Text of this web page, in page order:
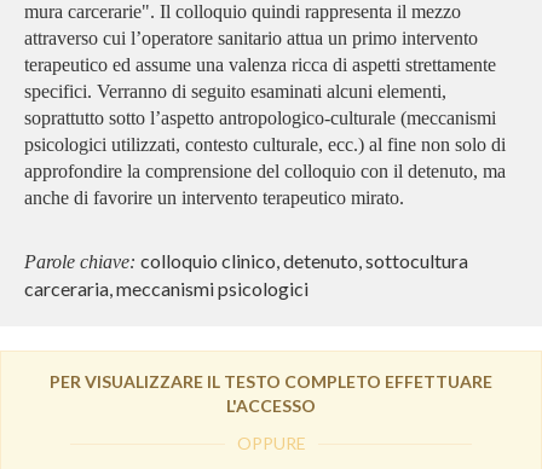
mura carcerarie". Il colloquio quindi rappresenta il mezzo
attraverso cui l’operatore sanitario attua un primo intervento
terapeutico ed assume una valenza ricca di aspetti strettamente
specifici. Verranno di seguito esaminati alcuni elementi,
soprattutto sotto l’aspetto antropologico-culturale (meccanismi
psicologici utilizzati, contesto culturale, ecc.) al fine non solo di
approfondire la comprensione del colloquio con il detenuto, ma
anche di favorire un intervento terapeutico mirato.
Parole chiave: colloquio clinico, detenuto, sottocultura
carceraria, meccanismi psicologici
PER VISUALIZZARE IL TESTO COMPLETO EFFETTUARE
L'ACCESSO
OPPURE